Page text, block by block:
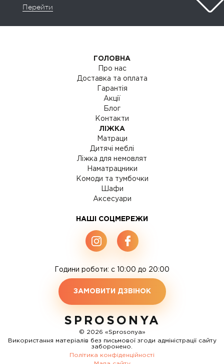
Перейти
ГОЛОВНА
Про нас
Доставка та оплата
Гарантія
Акції
Блог
Контакти
ЛІЖКА
Матраци
Дитячі меблі
Ліжка для немовлят
Наматрацники
Комоди та тумбочки
Шафи
Аксесуари
НАШІ СОЦМЕРЕЖИ
Години роботи: c 10:00 до 20:00
ЗАМОВИТИ ДЗВІНОК
SPROSONYA
© 2026 «Sprosonya»
Використання матеріалів без письмової згоди адміністрації сайту
заборонено.
Політика конфіденційності